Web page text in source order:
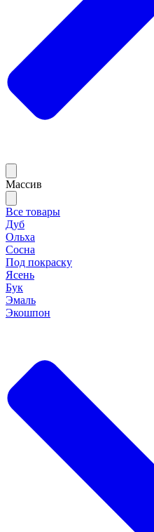
Массив
Все товары
Дуб
Ольха
Сосна
Под покраску
Ясень
Бук
Эмаль
Экошпон